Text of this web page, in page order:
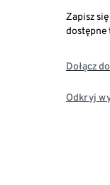
Zapisz
dostępne
Dołącz
Odkryj